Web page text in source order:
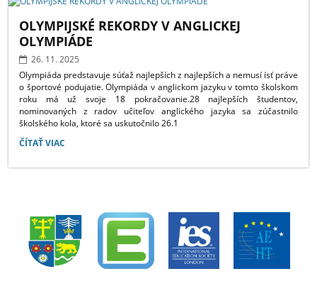
OLYMPIJSKÉ REKORDY V ANGLICKEJ
OLYMPIÁDE
26. 11. 2025
Olympiáda predstavuje súťaž najlepších z najlepších a nemusí ísť práve
o športové podujatie. Olympiáda v anglickom jazyku v tomto školskom
roku má už svoje 18 pokračovanie.28 najlepších študentov,
nominovaných z radov učiteľov anglického jazyka sa zúčastnilo
školského kola, ktoré sa uskutočnilo 26.1
OLYMPIJSKÉ
V
ČÍTAŤ VIAC